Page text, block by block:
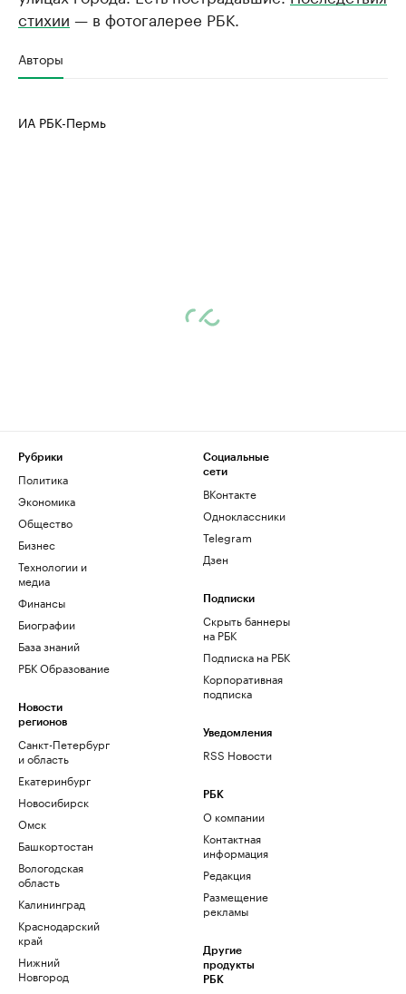
стихии — в фотогалерее РБК.
Авторы
ИА РБК-Пермь
Рубрики
Политика
Экономика
Общество
Бизнес
Технологии и
медиа
Финансы
Биографии
База знаний
РБК Образование
Новости
регионов
Санкт-Петербург
и область
Екатеринбург
Новосибирск
Омск
Башкортостан
Вологодская
область
Калининград
Краснодарский
край
Нижний
Новгород
Социальные
сети
ВКонтакте
Одноклассники
Telegram
Дзен
Подписки
Скрыть баннеры
на РБК
Подписка на РБК
Корпоративная
подписка
Уведомления
RSS Новости
РБК
О компании
Контактная
информация
Редакция
Размещение
рекламы
Другие
продукты
РБК